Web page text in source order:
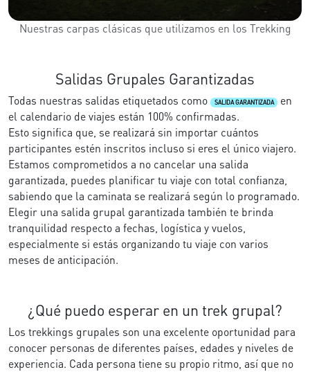
Nuestras carpas clásicas que utilizamos en los Trekking
Salidas Grupales Garantizadas
Todas nuestras salidas etiquetados como SALIDA GARANTIZADA
en
el calendario de viajes están 100% confirmadas.
Esto significa que, se realizará sin importar cuántos
participantes estén inscritos incluso si eres el único viajero.
Estamos comprometidos a no cancelar una salida
garantizada, puedes planificar tu viaje con total confianza,
sabiendo que la caminata se realizará según lo programado.
Elegir una salida grupal garantizada también te brinda
tranquilidad respecto a fechas, logística y vuelos,
especialmente si estás organizando tu viaje con varios
meses de anticipación.
¿Qué puedo esperar en un trek grupal?
Los trekkings grupales son una excelente oportunidad para
conocer personas de diferentes países, edades y niveles de
experiencia. Cada persona tiene su propio ritmo, así que no